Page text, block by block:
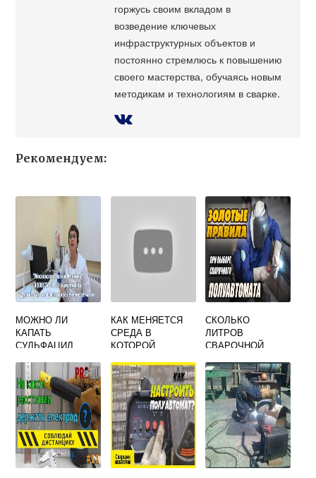
горжусь своим вкладом в
возведение ключевых
инфраструктурных объектов и
постоянно стремлюсь к повышению
своего мастерства, обучаясь новым
методикам и технологиям в сварке.
Рекомендуем:
МОЖНО ЛИ
КАПАТЬ
СУЛЬФАЦИЛ
ПОСЛЕ СВАРКИ
КАК МЕНЯЕТСЯ
СРЕДА В
КОТОРОЙ
СВАРЩИКИ
СКОЛЬКО
ЛИТРОВ
СВАРОЧНОЙ
БАЛЛОНЕ